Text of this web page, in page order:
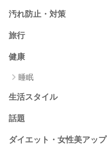
汚れ防止・対策
旅行
健康
睡眠
生活スタイル
話題
ダイエット・女性美アップ